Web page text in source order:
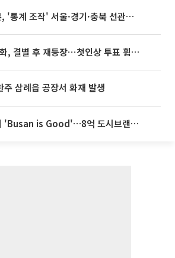
계 조작' 서울·경기·충북 선관위 등 추가 압수수색
‘나솔사계’ 국화, 결별 후 재등장⋯첫인상 투표 휩쓸고 ‘인기녀’ 등극
주 삼례읍 공장서 화재 발생
is Good'…8억 도시브랜드, 용산 대통령실 CI 업체가 수행